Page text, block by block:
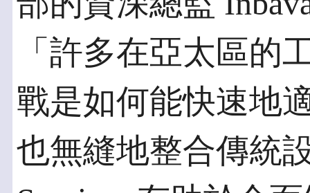
「許多在亞太區的
戰是如何能快速地
也無縫地整合傳統